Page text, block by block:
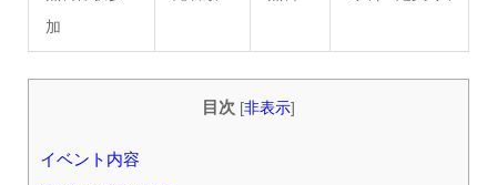
加
目次 [非表示]
イベント内容